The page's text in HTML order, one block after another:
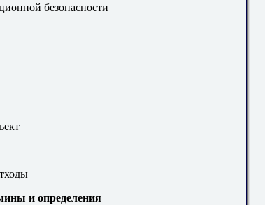
безопасности
и определения